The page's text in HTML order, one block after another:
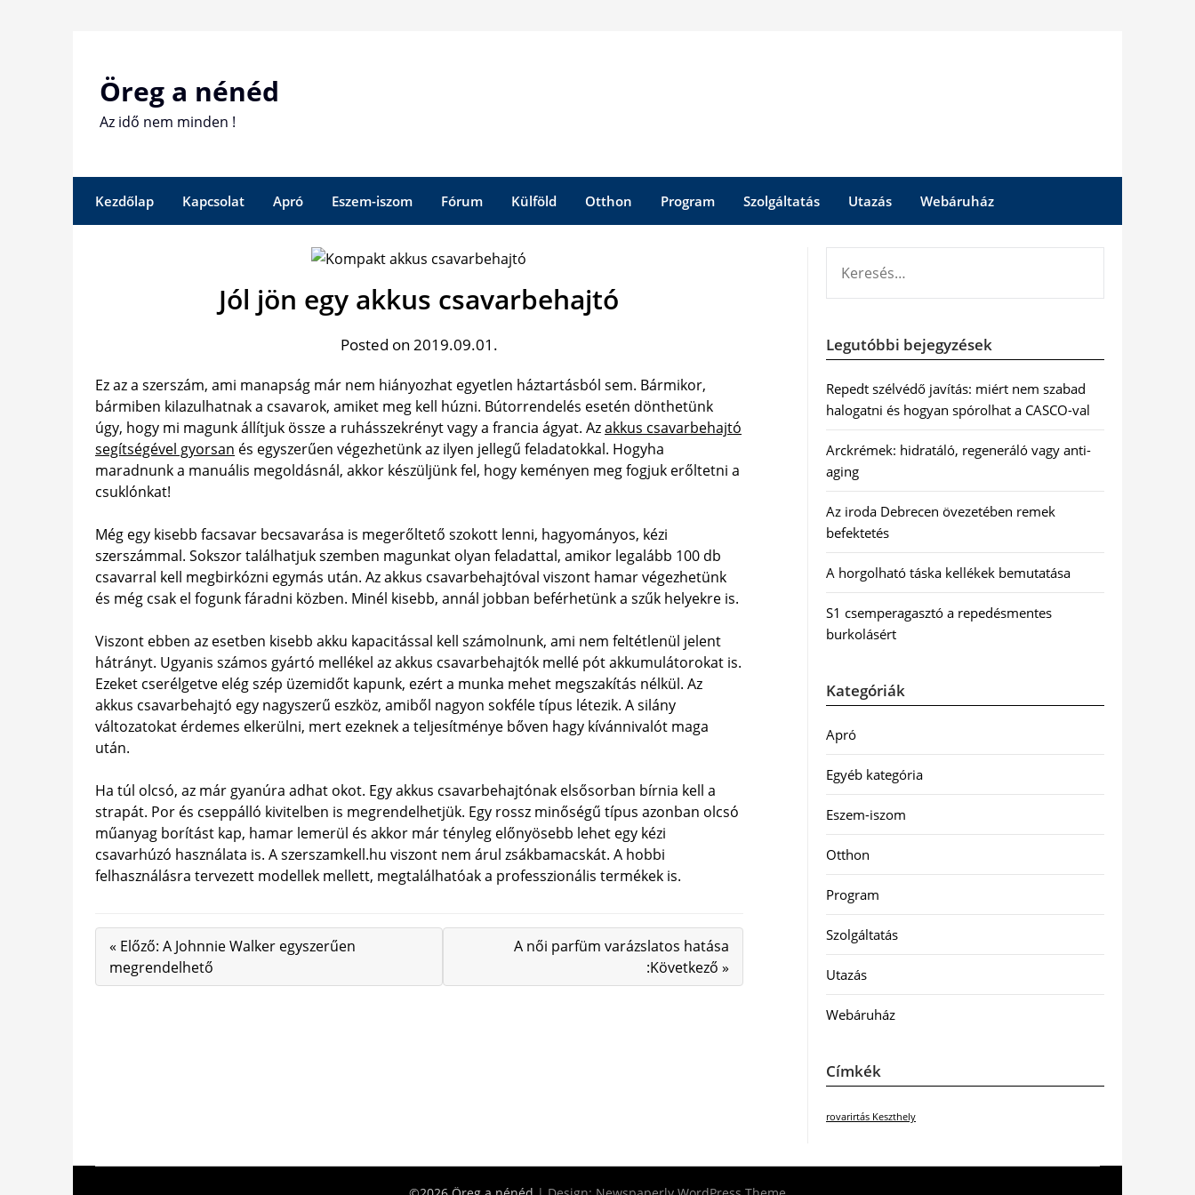
Öreg a nénéd
Az idő nem minden !
Kezdőlap Kapcsolat Apró Eszem-iszom Fórum Külföld Otthon Program Szolgáltatás Utazás Webáruház
Jól jön egy akkus csavarbehajtó
Posted on 2019.09.01.
Ez az a szerszám, ami manapság már nem hiányozhat egyetlen háztartásból sem. Bármikor,
bármiben kilazulhatnak a csavarok, amiket meg kell húzni. Bútorrendelés esetén dönthetünk
úgy, hogy mi magunk állítjuk össze a ruhásszekrényt vagy a francia ágyat. Azakkus csavarbehajtó
segítségével gyorsan és egyszerűen végezhetünk az ilyen jellegű feladatokkal. Hogyha
maradnunk a manuális megoldásnál, akkor készüljünk fel, hogy keményen meg fogjuk erőltetni a
csuklónkat!
Még egy kisebb facsavar becsavarása is megerőltető szokott lenni, hagyományos, kézi
szerszámmal. Sokszor találhatjuk szemben magunkat olyan feladattal, amikor legalább 100 db
csavarral kell megbirkózni egymás után. Az akkus csavarbehajtóval viszont hamar végezhetünk
és még csak el fogunk fáradni közben. Minél kisebb, annál jobban beférhetünk a szűk helyekre is.
Viszont ebben az esetben kisebb akku kapacitással kell számolnunk, ami nem feltétlenül jelent
hátrányt. Ugyanis számos gyártó mellékel az akkus csavarbehajtók mellé pót akkumulátorokat is.
Ezeket cserélgetve elég szép üzemidőt kapunk, ezért a munka mehet megszakítás nélkül. Az
akkus csavarbehajtó egy nagyszerű eszköz, amiből nagyon sokféle típus létezik. A silány
változatokat érdemes elkerülni, mert ezeknek a teljesítménye bőven hagy kívánnivalót maga
után.
Ha túl olcsó, az már gyanúra adhat okot. Egy akkus csavarbehajtónak elsősorban bírnia kell a
strapát. Por és cseppálló kivitelben is megrendelhetjük. Egy rossz minőségű típus azonban olcsó
műanyag borítást kap, hamar lemerül és akkor már tényleg előnyösebb lehet egy kézi
csavarhúzó használata is. A szerszamkell.hu viszont nem árul zsákbamacskát. A hobbi
felhasználásra tervezett modellek mellett, megtalálhatóak a professzionális termékek is.
« Előző: A Johnnie Walker egyszerűen
megrendelhető
A női parfüm varázslatos hatása
:Következő »
Legutóbbi bejegyzések
Repedt szélvédő javítás: miért nem szabad
halogatni és hogyan spórolhat a CASCO-val
Arckrémek: hidratáló, regeneráló vagy anti-
aging
Az iroda Debrecen övezetében remek
befektetés
A horgolható táska kellékek bemutatása
S1 csemperagasztó a repedésmentes
burkolásért
Kategóriák
Apró
Egyéb kategória
Eszem-iszom
Otthon
Program
Szolgáltatás
Utazás
Webáruház
Címkék
rovarirtás Keszthely